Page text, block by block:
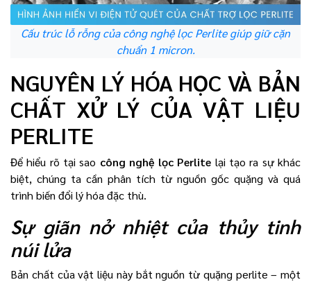
Cấu trúc lỗ rỗng của công nghệ lọc Perlite giúp giữ cặn
chuẩn 1 micron.
NGUYÊN LÝ HÓA HỌC VÀ BẢN
CHẤT XỬ LÝ CỦA VẬT LIỆU
PERLITE
Để hiểu rõ tại sao công nghệ lọc Perlite lại tạo ra sự khác
biệt, chúng ta cần phân tích từ nguồn gốc quặng và quá
trình biến đổi lý hóa đặc thù.
Sự giãn nở nhiệt của thủy tinh
núi lửa
Bản chất của vật liệu này bắt nguồn từ quặng perlite – một